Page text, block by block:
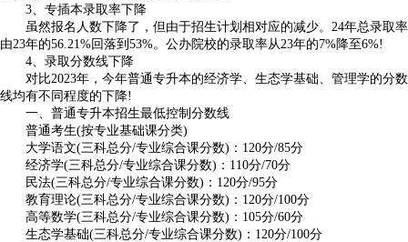
3、专插本录取率下降
虽然报名人数下降了，但由于招生计划相对应的减少。24年总录取率
由23年的56.21%回落到53%。公办院校的录取率从23年的7%降至6%!
4、录取分数线下降
对比2023年，今年普通专升本的经济学、生态学基础、管理学的分数
线均有不同程度的下降!
一、普通专升本招生最低控制分数线
普通考生(按专业基础课分类)
大学语文(三科总分/专业综合课分数)：120分/85分
经济学(三科总分/专业综合课分数)：110分/70分
民法(三科总分/专业综合课分数)：120分/95分
教育理论(三科总分/专业综合课分数)：120分/100分
高等数学(三科总分/专业综合课分数)：105分/60分
生态学基础(三科总分/专业综合课分数)：120分/100分